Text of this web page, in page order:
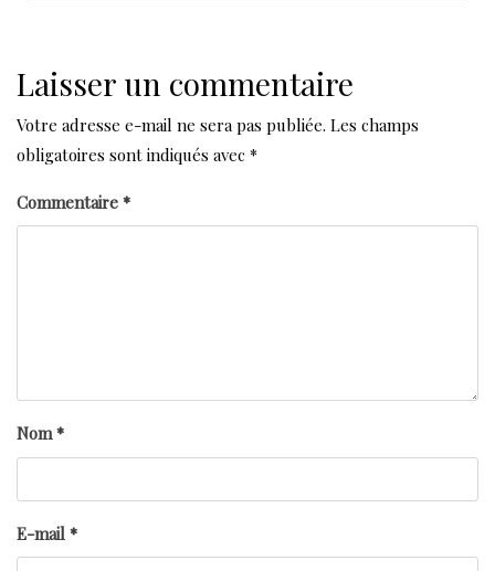
Laisser un commentaire
Votre adresse e-mail ne sera pas publiée. Les champs
obligatoires sont indiqués avec *
Commentaire *
Nom*
E-mail *